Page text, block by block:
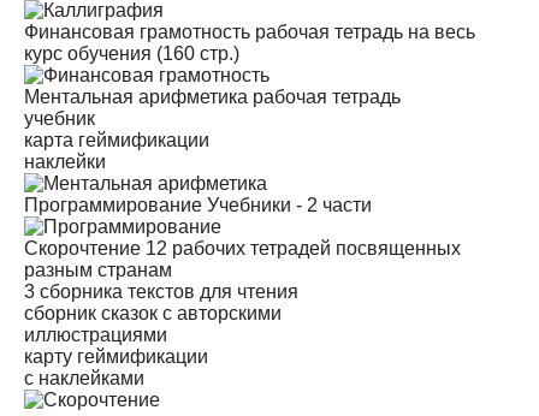
Финансовая грамотность рабочая тетрадь на весь
курс обучения (160 стр.)
Ментальная арифметика рабочая тетрадь
учебник
карта геймификации
наклейки
Программирование Учебники - 2 части
Скорочтение 12 рабочих тетрадей посвященных
разным странам
3 сборника текстов для чтения
сборник сказок с авторскими
иллюстрациями
карту геймификации
с наклейками